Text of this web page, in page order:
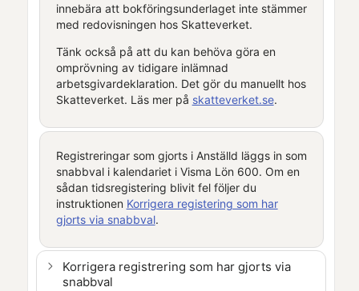
innebära att bokföringsunderlaget inte stämmer
med redovisningen hos Skatteverket.
Tänk också på att du kan behöva göra en
omprövning av tidigare inlämnad
arbetsgivardeklaration. Det gör du manuellt hos
Skatteverket. Läs mer på skatteverket.se.
Registreringar som gjorts i Anställd läggs in som
snabbval i kalendarieti Visma Lön 600. Om en
sådan tidsregistering blivit fel följer du
instruktionen Korrigera registering som har
gjorts via snabbval.
Korrigera registrering som har gjorts via
snabbval